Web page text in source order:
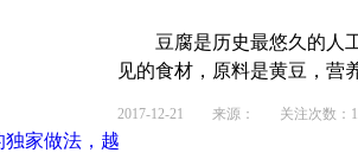
豆腐是历史最悠久的人工
见的食材，原料是黄豆，营
2017-12-21 来源： 关注次数：